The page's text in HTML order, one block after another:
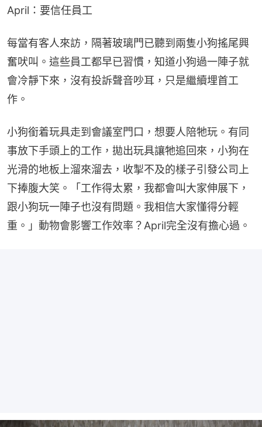
April：要信任員工
每當有客人來訪，隔著玻璃門已聽到兩隻小狗搖尾興
奮吠叫。這些員工都早已習慣，知道小狗過一陣子就
會冷靜下來，沒有投訴聲音吵耳，只是繼續埋首工
作。
小狗銜着玩具走到會議室門口，想要人陪牠玩。有同
事放下手頭上的工作，拋出玩具讓牠追回來，小狗在
光滑的地板上溜來溜去，收掣不及的樣子引發公司上
下捧腹大笑。「工作得太累，我都會叫大家伸展下，
跟小狗玩一陣子也沒有問題。我相信大家懂得分輕
重。」動物會影響工作效率？April完全沒有擔心過。